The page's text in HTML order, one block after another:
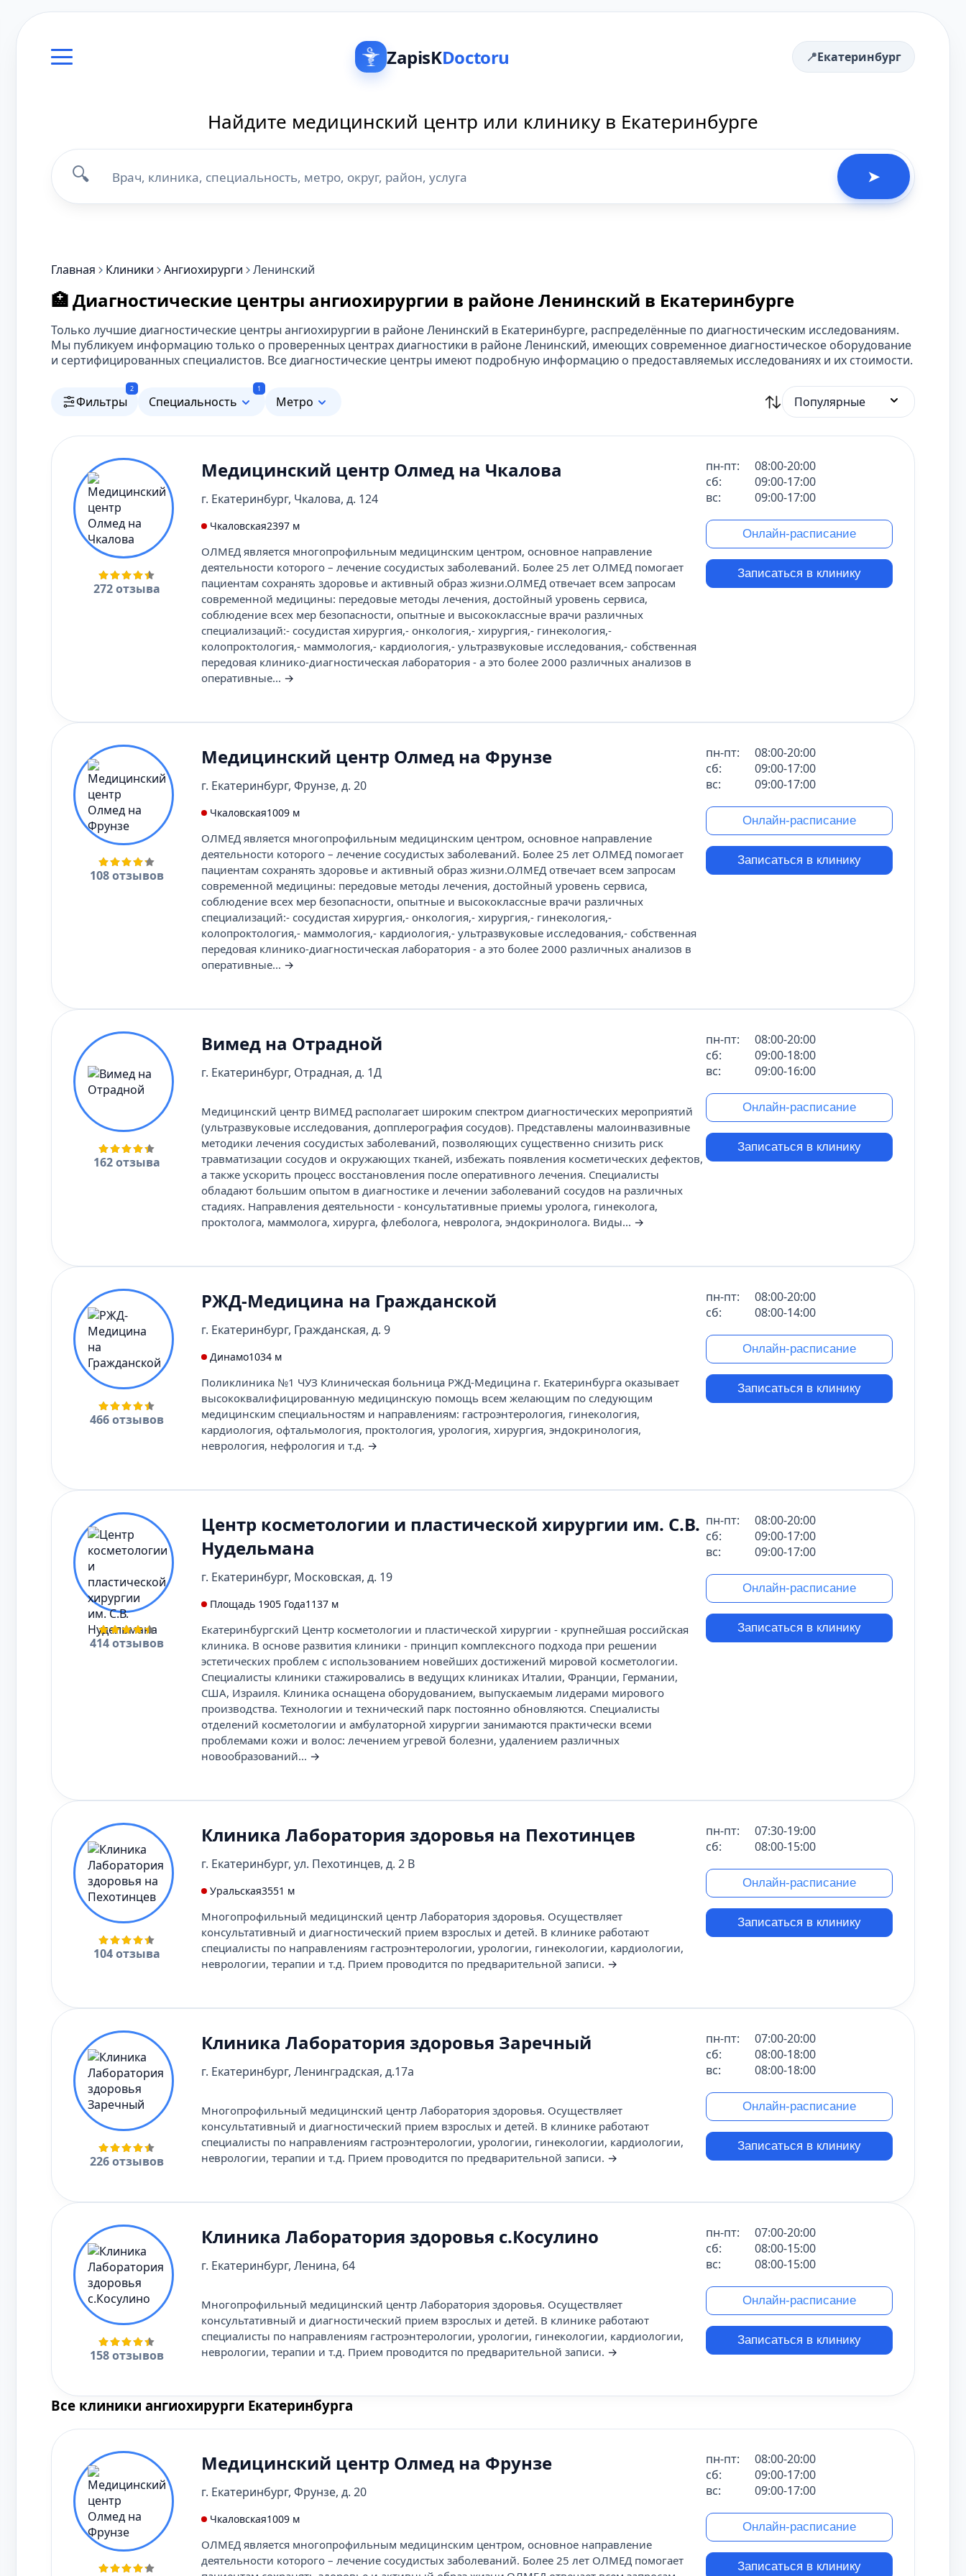
ZapisKDoctoru Екатеринбург
Найдите медицинский центр или клинику в Екатеринбурге
🔍 ➤
Главная Клиники Ангиохирурги Ленинский
🏥 Диагностические центры ангиохирургии в районе Ленинский в Екатеринбурге
Только лучшие диагностические центры ангиохирургии в районе Ленинский в Екатеринбурге, распределённые по диагностическим исследованиям.
Мы публикуем информацию только о проверенных центрах диагностики в районе Ленинский, имеющих современное диагностическое оборудование
и сертифицированных специалистов. Все диагностические центры имеют подробную информацию о предоставляемых исследованиях и их стоимости.
Фильтры
2
Специальность
1
Метро Популярные
272 отзыва
Медицинский центр Олмед на Чкалова
г. Екатеринбург, Чкалова, д. 124
Чкаловская2397 м
ОЛМЕД является многопрофильным медицинским центром, основное направление
деятельности которого – лечение сосудистых заболеваний. Более 25 лет ОЛМЕД помогает
пациентам сохранять здоровье и активный образ жизни.ОЛМЕД отвечает всем запросам
современной медицины: передовые методы лечения, достойный уровень сервиса,
соблюдение всех мер безопасности, опытные и высококлассные врачи различных
специализаций:- сосудистая хирургия,- онкология,- хирургия,- гинекология,-
колопроктология,- маммология,- кардиология,- ультразвуковые исследования,- собственная
передовая клинико-диагностическая лаборатория - а это более 2000 различных анализов в
оперативные... →
пн-пт:
08:00-20:00
сб:
09:00-17:00
вс:
09:00-17:00
Онлайн-расписание
Записаться в клинику
108 отзывов
Медицинский центр Олмед на Фрунзе
г. Екатеринбург, Фрунзе, д. 20
Чкаловская1009 м
ОЛМЕД является многопрофильным медицинским центром, основное направление
деятельности которого – лечение сосудистых заболеваний. Более 25 лет ОЛМЕД помогает
пациентам сохранять здоровье и активный образ жизни.ОЛМЕД отвечает всем запросам
современной медицины: передовые методы лечения, достойный уровень сервиса,
соблюдение всех мер безопасности, опытные и высококлассные врачи различных
специализаций:- сосудистая хирургия,- онкология,- хирургия,- гинекология,-
колопроктология,- маммология,- кардиология,- ультразвуковые исследования,- собственная
передовая клинико-диагностическая лаборатория - а это более 2000 различных анализов в
оперативные... →
пн-пт:
08:00-20:00
сб:
09:00-17:00
вс:
09:00-17:00
Онлайн-расписание
Записаться в клинику
162 отзыва
Вимед на Отрадной
г. Екатеринбург, Отрадная, д. 1Д
Медицинский центр ВИМЕД располагает широким спектром диагностических мероприятий
(ультразвуковые исследования, допплерография сосудов). Представлены малоинвазивные
методики лечения сосудистых заболеваний, позволяющих существенно снизить риск
травматизации сосудов и окружающих тканей, избежать появления косметических дефектов,
а также ускорить процесс восстановления после оперативного лечения. Специалисты
обладают большим опытом в диагностике и лечении заболеваний сосудов на различных
стадиях. Направления деятельности - консультативные приемы уролога, гинеколога,
проктолога, маммолога, хирурга, флеболога, невролога, эндокринолога. Виды... →
пн-пт:
08:00-20:00
сб:
09:00-18:00
вс:
09:00-16:00
Онлайн-расписание
Записаться в клинику
466 отзывов
РЖД-Медицина на Гражданской
г. Екатеринбург, Гражданская, д. 9
Динамо1034 м
Поликлиника №1 ЧУЗ Клиническая больница РЖД-Медицина г. Екатеринбурга оказывает
высококвалифицированную медицинскую помощь всем желающим по следующим
медицинским специальностям и направлениям: гастроэнтерология, гинекология,
кардиология, офтальмология, проктология, урология, хирургия, эндокринология,
неврология, нефрология и т.д. →
пн-пт:
08:00-20:00
сб:
08:00-14:00
Онлайн-расписание
Записаться в клинику
414 отзывов
Центр косметологии и пластической хирургии им. С.В.
Нудельмана
г. Екатеринбург, Московская, д. 19
Площадь 1905 Года1137 м
Екатеринбургский Центр косметологии и пластической хирургии - крупнейшая российская
клиника. В основе развития клиники - принцип комплексного подхода при решении
эстетических проблем с использованием новейших достижений мировой косметологии.
Специалисты клиники стажировались в ведущих клиниках Италии, Франции, Германии,
США, Израиля. Клиника оснащена оборудованием, выпускаемым лидерами мирового
производства. Технологии и технический парк постоянно обновляются. Специалисты
отделений косметологии и амбулаторной хирургии занимаются практически всеми
проблемами кожи и волос: лечением угревой болезни, удалением различных
новообразований... →
пн-пт:
08:00-20:00
сб:
09:00-17:00
вс:
09:00-17:00
Онлайн-расписание
Записаться в клинику
104 отзыва
Клиника Лаборатория здоровья на Пехотинцев
г. Екатеринбург, ул. Пехотинцев, д. 2 В
Уральская3551 м
Многопрофильный медицинский центр Лаборатория здоровья. Осуществляет
консультативный и диагностический прием взрослых и детей. В клинике работают
специалисты по направлениям гастроэнтерологии, урологии, гинекологии, кардиологии,
неврологии, терапии и т.д. Прием проводится по предварительной записи. →
пн-пт:
07:30-19:00
сб:
08:00-15:00
Онлайн-расписание
Записаться в клинику
226 отзывов
Клиника Лаборатория здоровья Заречный
г. Екатеринбург, Ленинградская, д.17а
Многопрофильный медицинский центр Лаборатория здоровья. Осуществляет
консультативный и диагностический прием взрослых и детей. В клинике работают
специалисты по направлениям гастроэнтерологии, урологии, гинекологии, кардиологии,
неврологии, терапии и т.д. Прием проводится по предварительной записи. →
пн-пт:
07:00-20:00
сб:
08:00-18:00
вс:
08:00-18:00
Онлайн-расписание
Записаться в клинику
158 отзывов
Клиника Лаборатория здоровья с.Косулино
г. Екатеринбург, Ленина, 64
Многопрофильный медицинский центр Лаборатория здоровья. Осуществляет
консультативный и диагностический прием взрослых и детей. В клинике работают
специалисты по направлениям гастроэнтерологии, урологии, гинекологии, кардиологии,
неврологии, терапии и т.д. Прием проводится по предварительной записи. →
пн-пт:
07:00-20:00
сб:
08:00-15:00
вс:
08:00-15:00
Онлайн-расписание
Записаться в клинику
Все клиники ангиохирурги Екатеринбурга
Медицинский центр Олмед на Фрунзе
г. Екатеринбург, Фрунзе, д. 20
Чкаловская1009 м
ОЛМЕД является многопрофильным медицинским центром, основное направление
деятельности которого – лечение сосудистых заболеваний. Более 25 лет ОЛМЕД помогает
пн-пт:
08:00-20:00
сб:
09:00-17:00
вс:
09:00-17:00
Онлайн-расписание
Записаться в клинику